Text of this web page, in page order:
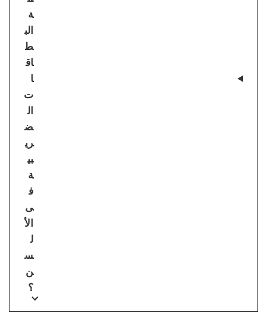
ة
الب
ط
اق
ا
ت
ال
ض
ري
بي
ة
ف
ى
الأ
ل
س
ن
؟